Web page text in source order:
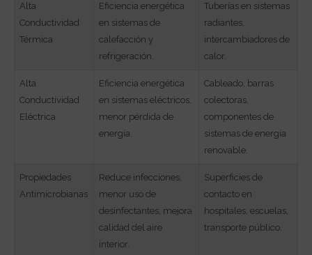
Alta
Conductividad
Térmica
Eficiencia energética
en sistemas de
calefacción y
refrigeración.
Tuberías en sistemas
radiantes,
intercambiadores de
calor.
Alta
Conductividad
Eléctrica
Eficiencia energética
en sistemas eléctricos,
menor pérdida de
energía.
Cableado, barras
colectoras,
componentes de
sistemas de energía
renovable.
Propiedades
Antimicrobianas
Reduce infecciones,
menor uso de
desinfectantes, mejora
calidad del aire
interior.
Superficies de
contacto en
hospitales, escuelas,
transporte público.